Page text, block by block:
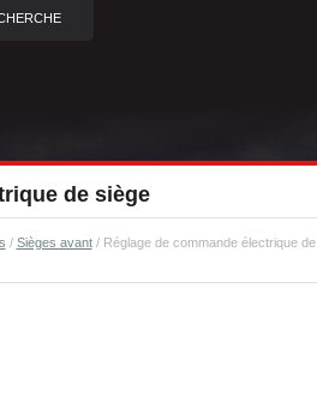
de siège
/ Sièges avant/ Réglage de commande électrique de